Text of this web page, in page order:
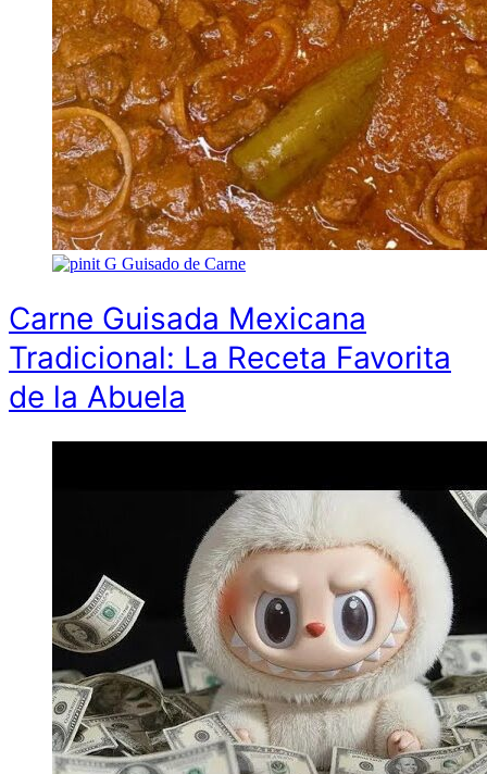
G Guisado de Carne
Carne Guisada Mexicana
Tradicional: La Receta Favorita
de la Abuela